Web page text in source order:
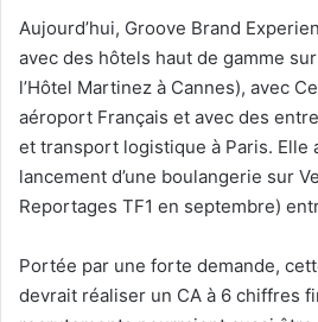
Aujourd’hui, Groove Brand
avec des hôtels haut de gamme
l’Hôtel Martinez à Cannes), avec
aéroport Français et avec des
et transport logistique à Paris. Elle
lancement d’une boulangerie sur
Reportages TF1 en septembre)
Portée par une forte demande,
devrait réaliser un CA à 6 chiffres